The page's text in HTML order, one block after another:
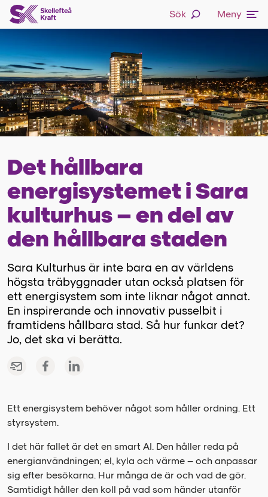
Sök
Meny
Det hållbara
energisystemet i Sara
kulturhus – en del av
den hållbara staden
Sara Kulturhus är inte bara en av världens
högsta träbyggnader utan också platsen för
ett energisystem som inte liknar något annat.
En inspirerande och innovativ pusselbit i
framtidens hållbara stad. Så hur funkar det?
Jo, det ska vi berätta.
Ett energisystem behöver något som håller ordning. Ett
styrsystem.
I det här fallet är det en smart AI. Den håller reda på
energianvändningen; el, kyla och värme – och anpassar
sig efter besökarna. Hur många de är och vad de gör.
Samtidigt håller den koll på vad som händer utanför